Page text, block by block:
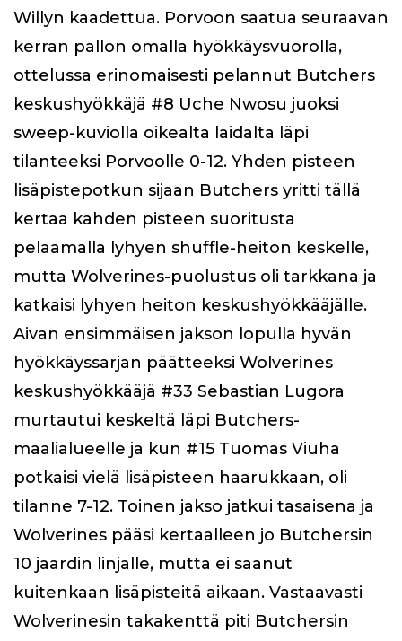
Willyn kaadettua. Porvoon saatua seuraavan
kerran pallon omalla hyökkäysvuorolla,
ottelussa erinomaisesti pelannut Butchers
keskushyökkäjä #8 Uche Nwosu juoksi
sweep-kuviolla oikealta laidalta läpi
tilanteeksi Porvoolle 0-12. Yhden pisteen
lisäpistepotkun sijaan Butchers yritti tällä
kertaa kahden pisteen suoritusta
pelaamalla lyhyen shuffle-heiton keskelle,
mutta Wolverines-puolustus oli tarkkana ja
katkaisi lyhyen heiton keskushyökkääjälle.
Aivan ensimmäisen jakson lopulla hyvän
hyökkäyssarjan päätteeksi Wolverines
keskushyökkääjä #33 Sebastian Lugora
murtautui keskeltä läpi Butchers-
maalialueelle ja kun #15 Tuomas Viuha
potkaisi vielä lisäpisteen haarukkaan, oli
tilanne 7-12. Toinen jakso jatkui tasaisena ja
Wolverines pääsi kertaalleen jo Butchersin
10 jaardin linjalle, mutta ei saanut
kuitenkaan lisäpisteitä aikaan. Vastaavasti
Wolverinesin takakenttä piti Butchersin